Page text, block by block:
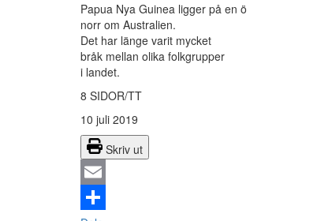
Papua Nya Guinea ligger på en ö
norr om Australien.
Det har länge varit mycket
bråk mellan olika folkgrupper
i landet.
8 SIDOR/TT
10 juli 2019
Skriv ut
Email